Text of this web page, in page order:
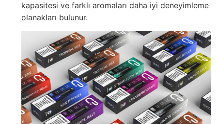
kapasitesi ve farklı aromaları daha iyi deneyimleme
olanakları bulunur.